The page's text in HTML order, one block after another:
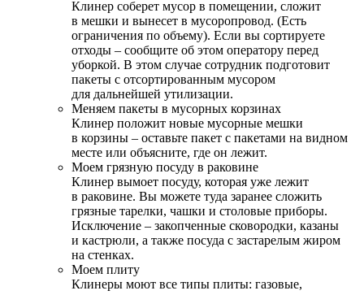
Клинер соберет мусор в помещении, сложит
в мешки и вынесет в мусоропровод. (Есть
ограничения по объему). Если вы сортируете
отходы – сообщите об этом оператору перед
уборкой. В этом случае сотрудник подготовит
пакеты с отсортированным мусором
для дальнейшей утилизации.
Меняем пакеты в мусорных корзинах
Клинер положит новые мусорные мешки
в корзины – оставьте пакет с пакетами на видном
месте или объясните, где он лежит.
Моем грязную посуду в раковине
Клинер вымоет посуду, которая уже лежит
в раковине. Вы можете туда заранее сложить
грязные тарелки, чашки и столовые приборы.
Исключение – закопченные сковородки, казаны
и кастрюли, а также посуда с застарелым жиром
на стенках.
Моем плиту
Клинеры моют все типы плиты: газовые,